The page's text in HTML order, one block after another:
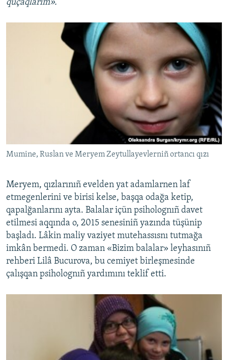
quçaqlarım».
Mumine, Ruslan ve Meryem Zeytullayevlerniñ ortancı qızı
Meryem, qızlarınıñ evelden yat adamlarnen laf
etmegenlerini ve birisi kelse, başqa odağa ketip,
qapalğanlarını ayta. Balalar içün psiholognıñ davet
etilmesi aqqında o, 2015 senesiniñ yazında tüşünip
başladı. Lâkin maliy vaziyet mutehassısnı tutmağa
imkân bermedi. O zaman «Bizim balalar» leyhasınıñ
rehberi Lilâ Bucurova, bu cemiyet birleşmesinde
çalışqan psiholognıñ yardımını teklif etti.